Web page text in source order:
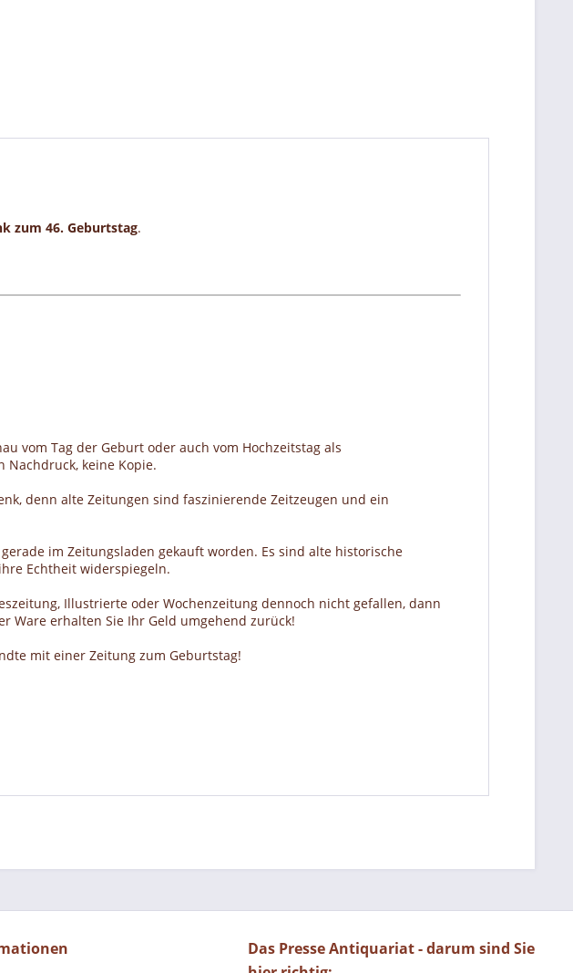
zum 46. Geburtstag.
vom Tag der Geburt oder auch vom Hochzeitstag als
Nachdruck, keine Kopie.
denn alte Zeitungen sind faszinierende Zeitzeugen und ein
im Zeitungsladen gekauft worden. Es sind alte historische
Echtheit widerspiegeln.
Illustrierte oder Wochenzeitung dennoch nicht gefallen, dann
Ware erhalten Sie Ihr Geld umgehend zurück!
mit einer Zeitung zum Geburtstag!
Das Presse Antiquariat - darum sind Sie